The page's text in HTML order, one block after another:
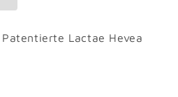
Lactae Hevea